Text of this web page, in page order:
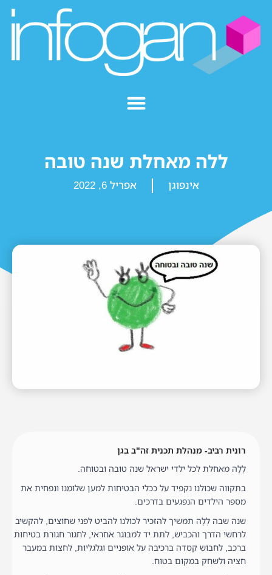
ללה מאחלת שנה טובה
אינפוגן אפריל 6, 2022
רונית רביב- מנהלת תכנית זה"ב בגן
לֶלָה מאחלת לכל ילדי ישראל שנה טובה ובטוחה.
בתקווה שכולנו נקפיד על ככלי הבטיחות למען שלומנו ונפחית את
מספר הילדים הנפגעים בדרכים.
שנה שבה לֶלָה תמשיך להזכיר לכולנו להביט לפני שחוצים, להקשיב
לרחשי הדרך והכביש, לתת יד למבוגר אחראי, לחגור חגורת בטיחות
ברכב, לחבוש קסדה ברכיבה על אופניים וגלגליות, לחצות במעבר
חציה ולשחק במקום בטוח.